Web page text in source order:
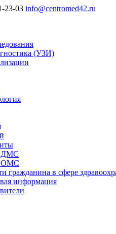
23-03 info@centromed42.ru
(УЗИ)
ДМС
ОМС
гражданина в сфере
информация